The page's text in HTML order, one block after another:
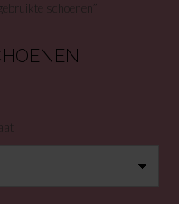
schoenen”